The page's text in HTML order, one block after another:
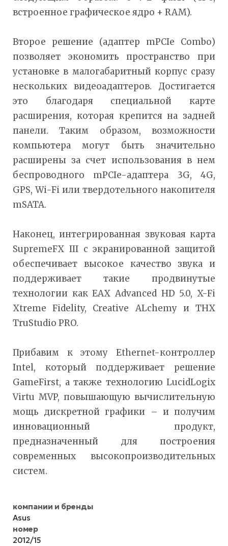
встроенное графическое ядро + RAM).
Второе решение (адаптер mPCIe Combo)
позволяет экономить пространство при
установке в малогабаритный корпус сразу
нескольких видеоадаптеров. Достигается
это благодаря специальной карте
расширения, которая крепится на задней
панели. Таким образом, возможности
компьютера могут быть значительно
расширены за счет использования в нем
беспроводного mPCIe-адаптера 3G, 4G,
GPS, Wi-Fi или твердотельного накопителя
mSATA.
Наконец, интегрированная звуковая карта
SupremeFX III с экранированной защитой
обеспечивает высокое качество звука и
поддерживает такие продвинутые
технологии как EAX Advanced HD 5.0, X-Fi
Xtreme Fidelity, Creative ALchemy и THX
TruStudio PRO.
Прибавим к этому Ethernet-контроллер
Intel, который поддерживает решение
GameFirst, а также технологию LucidLogix
Virtu MVP, повышающую вычислительную
мощь дискретной графики – и получим
инновационный продукт,
предназначенный для построения
современных высокопроизводительных
систем.
компании и бренды
Asus
номер
2012/15